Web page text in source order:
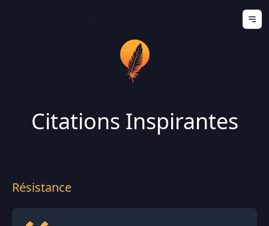
Citations Inspirantes
Résistance